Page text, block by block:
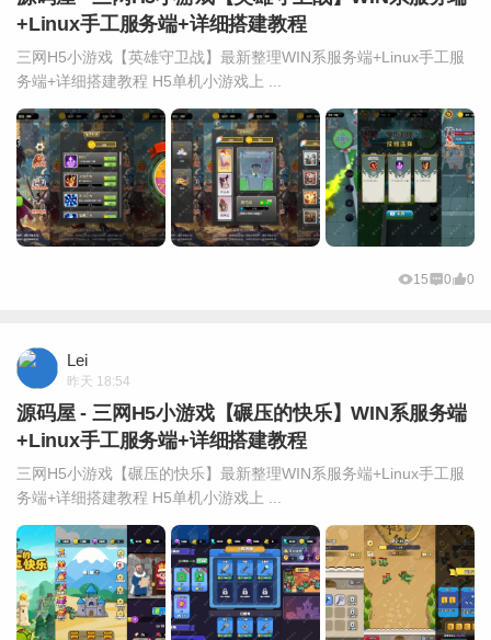
+Linux手工服务端+详细搭建教程
三网H5小游戏【英雄守卫战】最新整理WIN系服务端+Linux手工服
务端+详细搭建教程 H5单机小游戏上 ...
15 0 0
Lei
昨天 18:54
源码屋 - 三网H5小游戏【碾压的快乐】WIN系服务端
+Linux手工服务端+详细搭建教程
三网H5小游戏【碾压的快乐】最新整理WIN系服务端+Linux手工服
务端+详细搭建教程 H5单机小游戏上 ...